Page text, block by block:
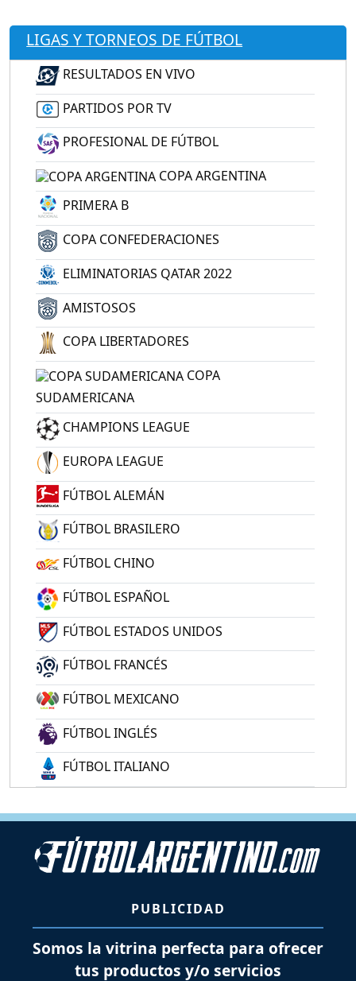
LIGAS Y TORNEOS DE FÚTBOL
RESULTADOS EN VIVO
PARTIDOS POR TV
PROFESIONAL DE FÚTBOL
COPA ARGENTINA
PRIMERA B
COPA CONFEDERACIONES
ELIMINATORIAS QATAR 2022
AMISTOSOS
COPA LIBERTADORES
COPA
SUDAMERICANA
CHAMPIONS LEAGUE
EUROPA LEAGUE
FÚTBOL ALEMÁN
FÚTBOL BRASILERO
FÚTBOL CHINO
FÚTBOL ESPAÑOL
FÚTBOL ESTADOS UNIDOS
FÚTBOL FRANCÉS
FÚTBOL MEXICANO
FÚTBOL INGLÉS
FÚTBOL ITALIANO
PUBLICIDAD
Somos la vitrina perfecta para ofrecer
tus productos y/o servicios